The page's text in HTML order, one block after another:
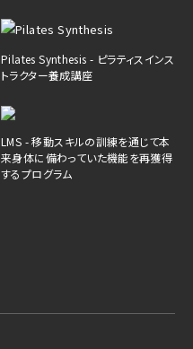
Pilates Synthesis - ピラティスインス
トラクター養成講座
LMS - 移動スキルの訓練を通じて本
来身体に備わっていた機能を再獲得
するプログラム